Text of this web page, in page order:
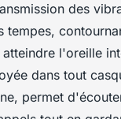
des
tempes,
l'oreille
dans tout
permet